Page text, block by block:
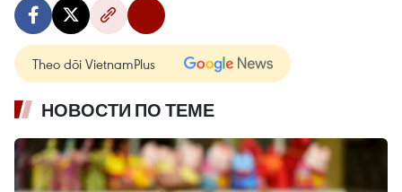
Theo dõi VietnamPlus
НОВОСТИ ПО ТЕМЕ